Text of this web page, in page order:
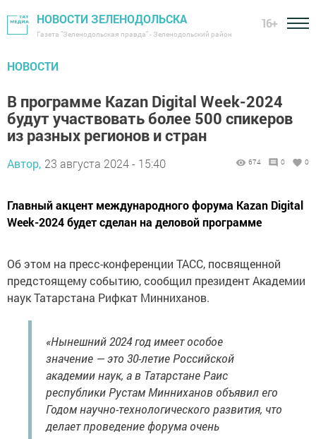
НОВОСТИ ЗЕЛЕНОДОЛЬСКА
Газета "Зеленодольская правда" - Зеленодольский район
16+
НОВОСТИ
В программе Kazan Digital Week-2024
будут участвовать более 500 спикеров
из разных регионов и стран
Автор, 23 августа 2024 - 15:40 674 0 0
Главный акцент международного форума Kazan Digital
Week-2024 будет сделан на деловой программе
Об этом на пресс-конференции ТАСС, посвященной
предстоящему событию, сообщил президент Академии
наук Татарстана Рифкат Минниханов.
«Нынешний 2024 год имеет особое
значение — это 30-летие Российской
академии наук, а в Татарстане Раис
республики Рустам Минниханов объявил его
Годом научно-технологического развития, что
делает проведение форума очень